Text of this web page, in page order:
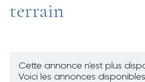
terrain
Cette annonce n'est plus
Voici les annonces